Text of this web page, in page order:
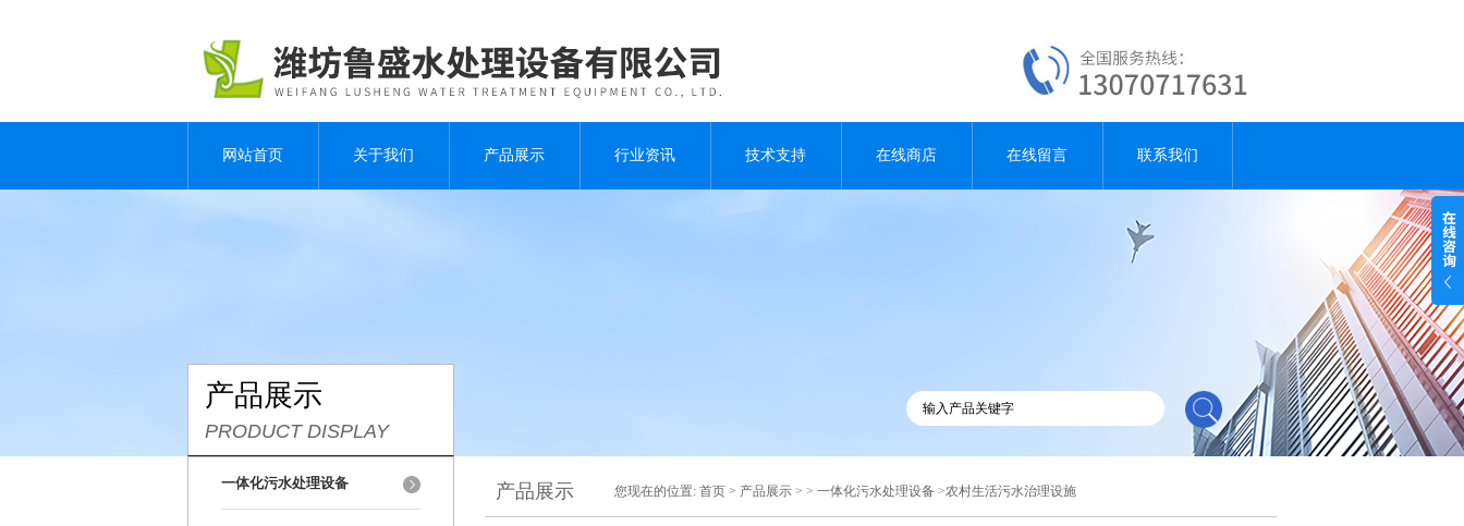
网站首页 关于我们 产品展示 行业资讯 技术支持 在线商店 在线留言 联系我们
产品展示
PRODUCT DISPLAY
一体化污水处理设备 产品展示 您现在的位置: 首页 > 产品展示 > > 一体化污水处理设备 >农村生活污水治理设施